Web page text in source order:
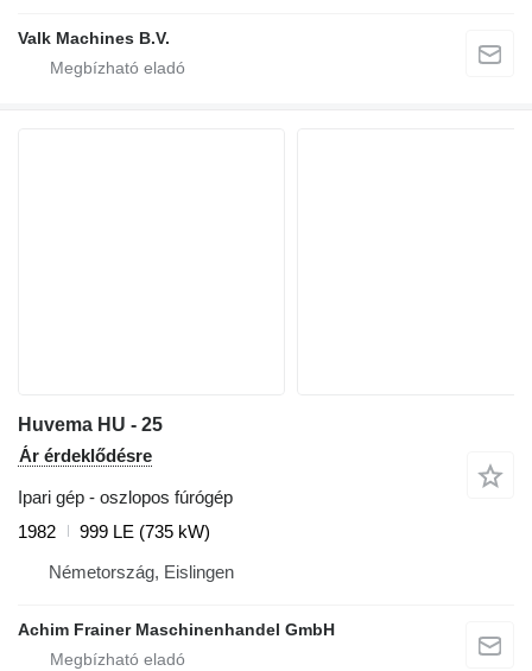
Valk Machines B.V.
Huvema HU - 25
Ár érdeklődésre
Ipari gép - oszlopos fúrógép
1982
999 LE (735 kW)
Németország, Eislingen
Achim Frainer Maschinenhandel GmbH